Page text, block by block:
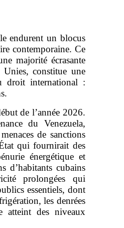
endurent un blocus
contemporaine. Ce
majorité écrasante
Unies, constitue une
droit international :
de l’année 2026.
du Venezuela,
de sanctions
qui fournirait des
énergétique et
d’habitants cubains
prolongées qui
essentiels, dont
les denrées
atteint des niveaux